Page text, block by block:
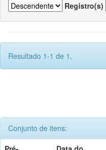
Registro(s)
Resultado 1-1 de 1.
Conjunto de itens: